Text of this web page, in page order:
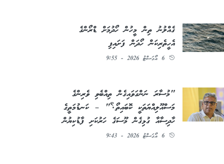
ގެއްލުނު ތިން މީހުން ހޯދުމަށް ޑްރޯންގެ
އެހީތެރިކަން ހޯދަން ފަށައިފި
6 އޯގަސްޓު 2026 - 9:55
"މުސާރަ ނަންގަވައިގެން ތިއްބެވި ވެރިންގެ
މަސްއޫލިއްޔަތަކީ ކޮބައިތޯ؟" – ކަނޑުމަތީގެ
ހާދިސާއާ ގުޅިގެން މޫސަގެ ހަރުކަށި ފާޑުކިޔުން
6 އޯގަސްޓު 2026 - 9:43